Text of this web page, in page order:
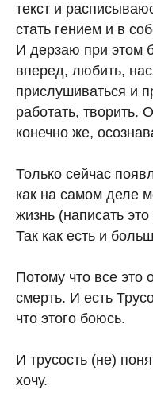
текст и
стать гением и в
И дерзаю при этом
вперед, любить,
прислушиваться и
работать, творить.
конечно же,
Только сейчас
как на самом деле
жизнь (написать
Так как есть и
Потому что все это
смерть. И есть
что этого боюсь.
И трусость (не)
хочу.